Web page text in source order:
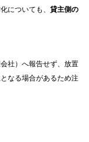
についても、 貸主側の
社）へ報告せず、放置
なる場合があるため注